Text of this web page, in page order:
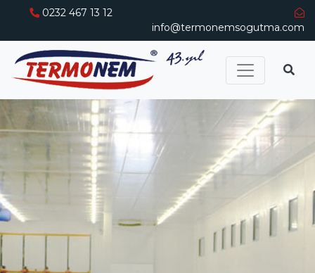
0232 467 13 12
info@termonemsogutma.com